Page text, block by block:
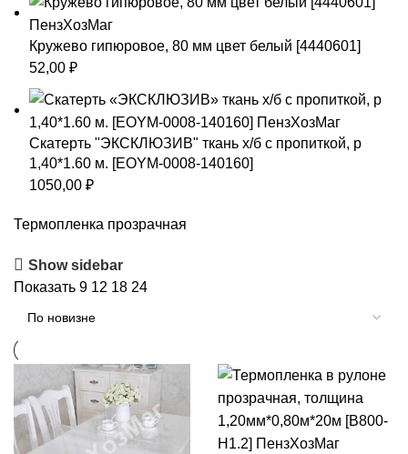
Кружево гипюровое, 80 мм цвет белый [4440601]
52,00 ₽
Скатерть "ЭКСКЛЮЗИВ" ткань х/б с пропиткой, р
1,40*1.60 м. [EOYM-0008-140160]
1050,00 ₽
Термопленка прозрачная
Show sidebar
Показать 9 12 18 24